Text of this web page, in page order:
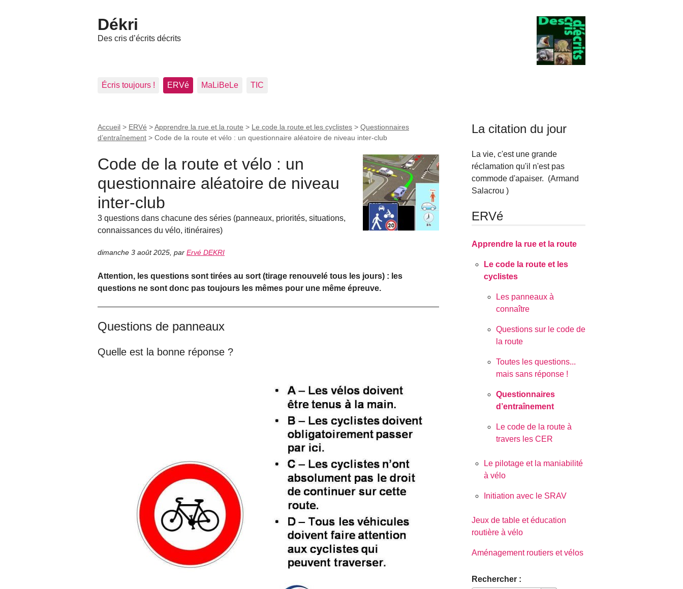
Dékri
Des cris d’écrits décrits
Écris toujours ! ERVé MaLiBeLe TIC
Accueil > ERVé >Apprendre la rue et la route > Le code la route et les cyclistes > Questionnaires
d’entraînement > Code de la route et vélo : un questionnaire aléatoire de niveau inter-club
Code de la route et vélo : un
questionnaire aléatoire de niveau
inter-club
3 questions dans chacune des séries (panneaux, priorités, situations,
connaissances du vélo, itinéraires)
dimanche 3 août 2025 par Ervé DEKRI
Attention, les questions sont tirées au sort (tirage renouvelé tous les jours) : les
questions ne sont donc pas toujours les mêmes pour une même épreuve.
Questions de panneaux
Quelle est la bonne réponse ?
La citation du jour
La vie, c'est une grande
réclamation qu'il n'est pas
commode d'apaiser. (Armand
Salacrou )
ERVé
Apprendre la rue et la route
Le code la route et les
cyclistes
Les panneaux à
connaître
Questions sur le code de
la route
Toutes les questions...
mais sans réponse !
Questionnaires
d’entraînement
Le code de la route à
travers les CER
Le pilotage et la maniabilité
à vélo
Initiation avec le SRAV
Jeux de table et éducation
routière à vélo
Aménagement routiers et vélos
Rechercher :